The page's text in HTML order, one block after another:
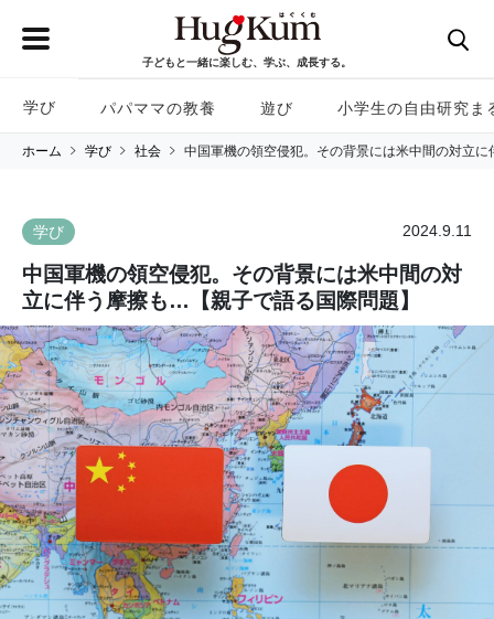
子どもと一緒に楽しむ、学ぶ、成長する。
学び パパママの教養 遊び 小学生の自由研究ま
ホーム 学び 社会 中国軍機の領空侵犯。その背景には米中間の対立
学び 2024.9.11
中国軍機の領空侵犯。その背景には米中間の対
立に伴う摩擦も…【親子で語る国際問題】